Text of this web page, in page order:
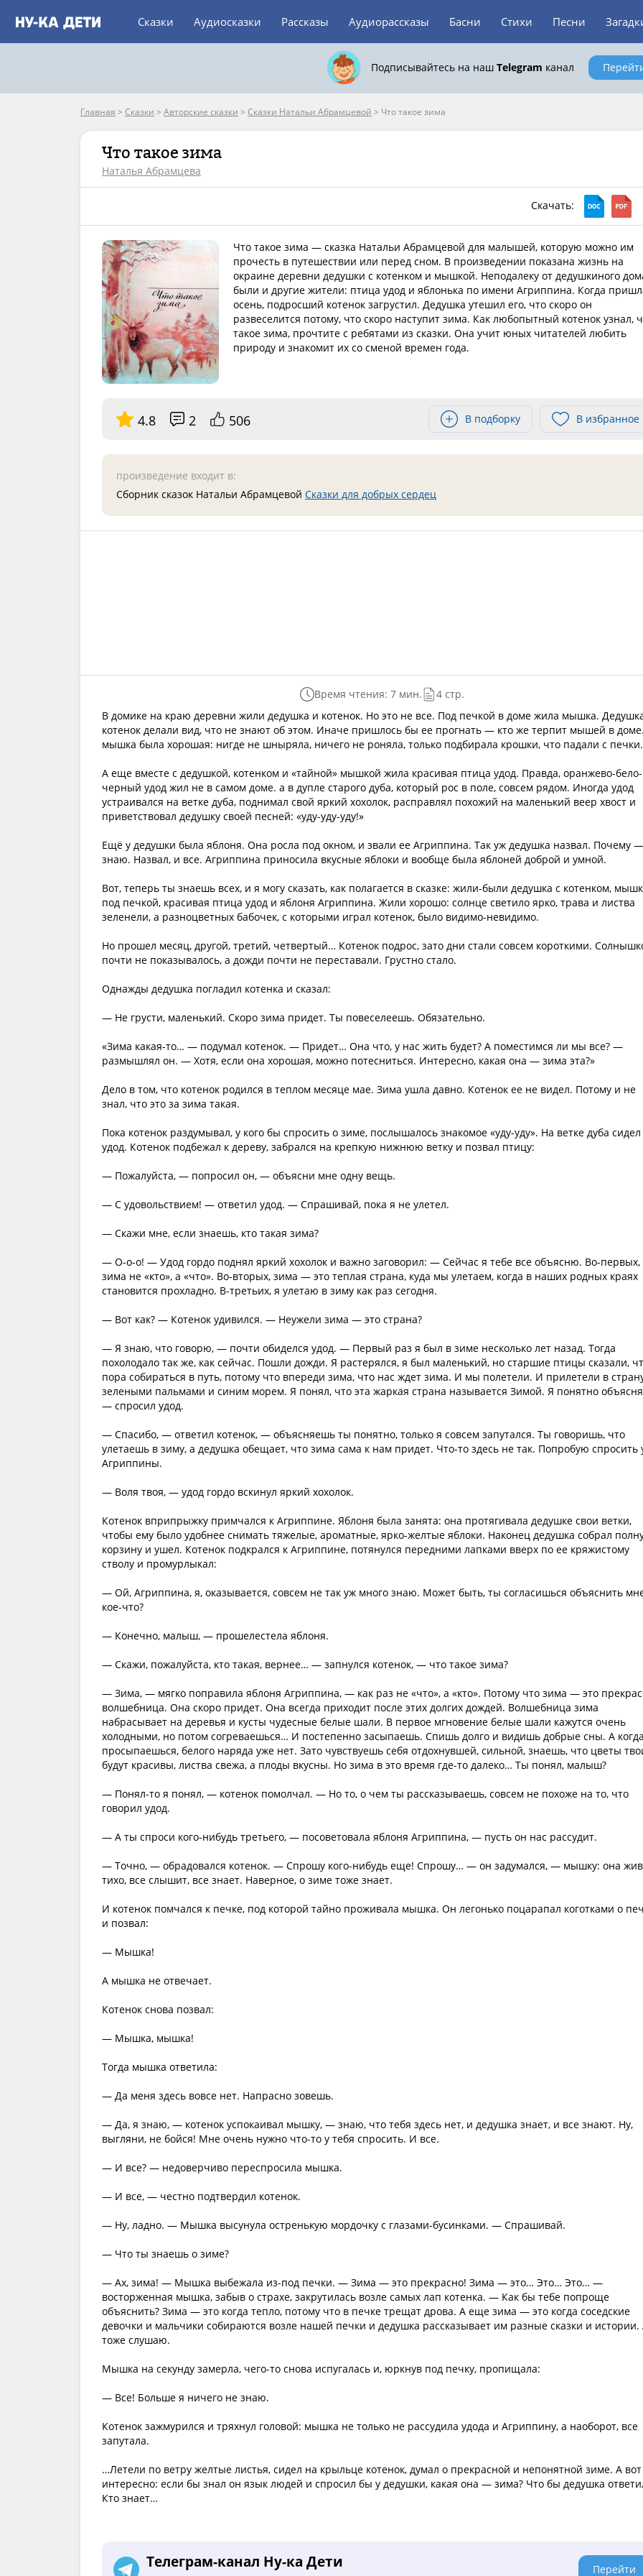
Сказки Аудиосказки Рассказы Аудиорассказы Басни Стихи Песни
Подписывайтесь на наш Telegram канал
Главная > Сказки > Авторские сказки > Сказки Натальи Абрамцевой > Что такое зима
Что такое зима
Наталья Абрамцева
Скачать:
Что такое зима — сказка Натальи Абрамцевой для малышей, которую можно им
прочесть в путешествии или перед сном. В произведении показана жизнь на
окраине деревни дедушки с котенком и мышкой. Неподалеку от дедушкиного
были и другие жители: птица удод и яблонька по имени Агриппина. Когда
осень, подросший котенок загрустил. Дедушка утешил его, что скоро он
развеселится потому, что скоро наступит зима. Как любопытный котенок узнал,
такое зима, прочтите с ребятами из сказки. Она учит юных читателей любить
природу и знакомит их со сменой времен года.
4.8 2 506 В подборку В избранное
произведение входит в:
Сборник сказок Натальи Абрамцевой Сказки для добрых сердец
Время чтения: 7 мин.
4 стр.
В домике на краю деревни жили дедушка и котенок. Но это не все. Под печкой в доме жила мышка.
котенок делали вид, что не знают об этом. Иначе пришлось бы ее прогнать — кто же терпит мышей в
мышка была хорошая: нигде не шныряла, ничего не роняла, только подбирала крошки, что падали с печки.
А еще вместе с дедушкой, котенком и «тайной» мышкой жила красивая птица удод. Правда, оранжево-бело-
черный удод жил не в самом доме. а в дупле старого дуба, который рос в поле, совсем рядом. Иногда удод
устраивался на ветке дуба, поднимал свой яркий хохолок, расправлял похожий на маленький веер хвост и
приветствовал дедушку своей песней: «уду-уду-уду!»
Ещё у дедушки была яблоня. Она росла под окном, и звали ее Агриппина. Так уж дедушка назвал. Почему
знаю. Назвал, и все. Агриппина приносила вкусные яблоки и вообще была яблоней доброй и умной.
Вот, теперь ты знаешь всех, и я могу сказать, как полагается в сказке: жили-были дедушка с котенком,
под печкой, красивая птица удод и яблоня Агриппина. Жили хорошо: солнце светило ярко, трава и листва
зеленели, а разноцветных бабочек, с которыми играл котенок, было видимо-невидимо.
Но прошел месяц, другой, третий, четвертый… Котенок подрос, зато дни стали совсем короткими.
почти не показывалось, а дожди почти не переставали. Грустно стало.
Однажды дедушка погладил котенка и сказал:
— Не грусти, маленький. Скоро зима придет. Ты повеселеешь. Обязательно.
«Зима какая-то… — подумал котенок. — Придет… Она что, у нас жить будет? А поместимся ли мы все? —
размышлял он. — Хотя, если она хорошая, можно потесниться. Интересно, какая она — зима эта?»
Дело в том, что котенок родился в теплом месяце мае. Зима ушла давно. Котенок ее не видел. Потому и не
знал, что это за зима такая.
Пока котенок раздумывал, у кого бы спросить о зиме, послышалось знакомое «уду-уду». На ветке дуба сидел
удод. Котенок подбежал к дереву, забрался на крепкую нижнюю ветку и позвал птицу:
— Пожалуйста, — попросил он, — объясни мне одну вещь.
— С удовольствием! — ответил удод. — Спрашивай, пока я не улетел.
— Скажи мне, если знаешь, кто такая зима?
— О-о-о! — Удод гордо поднял яркий хохолок и важно заговорил: — Сейчас я тебе все объясню. Во-первых,
зима не «кто», а «что». Во-вторых, зима — это теплая страна, куда мы улетаем, когда в наших родных краях
становится прохладно. В-третьих, я улетаю в зиму как раз сегодня.
— Вот как? — Котенок удивился. — Неужели зима — это страна?
— Я знаю, что говорю, — почти обиделся удод. — Первый раз я был в зиме несколько лет назад. Тогда
похолодало так же, как сейчас. Пошли дожди. Я растерялся, я был маленький, но старшие птицы сказали,
пора собираться в путь, потому что впереди зима, что нас ждет зима. И мы полетели. И прилетели в
зелеными пальмами и синим морем. Я понял, что эта жаркая страна называется Зимой. Я понятно
— спросил удод.
— Спасибо, — ответил котенок, — объясняешь ты понятно, только я совсем запутался. Ты говоришь, что
улетаешь в зиму, а дедушка обещает, что зима сама к нам придет. Что-то здесь не так. Попробую спросить
Агриппины.
— Воля твоя, — удод гордо вскинул яркий хохолок.
Котенок вприпрыжку примчался к Агриппине. Яблоня была занята: она протягивала дедушке свои ветки,
чтобы ему было удобнее снимать тяжелые, ароматные, ярко-желтые яблоки. Наконец дедушка собрал
корзину и ушел. Котенок подкрался к Агриппине, потянулся передними лапками вверх по ее кряжистому
стволу и промурлыкал:
— Ой, Агриппина, я, оказывается, совсем не так уж много знаю. Может быть, ты согласишься объяснить
кое-что?
— Конечно, малыш, — прошелестела яблоня.
— Скажи, пожалуйста, кто такая, вернее… — запнулся котенок, — что такое зима?
— Зима, — мягко поправила яблоня Агриппина, — как раз не «что», а «кто». Потому что зима — это
волшебница. Она скоро придет. Она всегда приходит после этих долгих дождей. Волшебница зима
набрасывает на деревья и кусты чудесные белые шали. В первое мгновение белые шали кажутся очень
холодными, но потом согреваешься… И постепенно засыпаешь. Спишь долго и видишь добрые сны. А когда
просыпаешься, белого наряда уже нет. Зато чувствуешь себя отдохнувшей, сильной, знаешь, что цветы
будут красивы, листва свежа, а плоды вкусны. Но зима в это время где-то далеко… Ты понял, малыш?
— Понял-то я понял, — котенок помолчал. — Но то, о чем ты рассказываешь, совсем не похоже на то, что
говорил удод.
— А ты спроси кого-нибудь третьего, — посоветовала яблоня Агриппина, — пусть он нас рассудит.
— Точно, — обрадовался котенок. — Спрошу кого-нибудь еще! Спрошу… — он задумался, — мышку: она
тихо, все слышит, все знает. Наверное, о зиме тоже знает.
И котенок помчался к печке, под которой тайно проживала мышка. Он легонько поцарапал коготками о
и позвал:
— Мышка!
А мышка не отвечает.
Котенок снова позвал:
— Мышка, мышка!
Тогда мышка ответила:
— Да меня здесь вовсе нет. Напрасно зовешь.
— Да, я знаю, — котенок успокаивал мышку, — знаю, что тебя здесь нет, и дедушка знает, и все знают. Ну,
выгляни, не бойся! Мне очень нужно что-то у тебя спросить. И все.
— И все? — недоверчиво переспросила мышка.
— И все, — честно подтвердил котенок.
— Ну, ладно. — Мышка высунула остренькую мордочку с глазами-бусинками. — Спрашивай.
— Что ты знаешь о зиме?
— Ах, зима! — Мышка выбежала из-под печки. — Зима — это прекрасно! Зима — это… Это… Это… —
восторженная мышка, забыв о страхе, закрутилась возле самых лап котенка. — Как бы тебе попроще
объяснить? Зима — это когда тепло, потому что в печке трещат дрова. А еще зима — это когда соседские
девочки и мальчики собираются возле нашей печки и дедушка рассказывает им разные сказки и истории.
тоже слушаю.
Мышка на секунду замерла, чего-то снова испугалась и, юркнув под печку, пропищала:
— Все! Больше я ничего не знаю.
Котенок зажмурился и тряхнул головой: мышка не только не рассудила удода и Агриппину, а наоборот, все
запутала.
…Летели по ветру желтые листья, сидел на крыльце котенок, думал о прекрасной и непонятной зиме. А вот
интересно: если бы знал он язык людей и спросил бы у дедушки, какая она — зима? Что бы дедушка
Кто знает…
Телеграм-канал Ну-ка Дети Перейти